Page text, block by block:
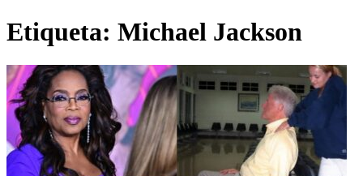
Etiqueta: Michael Jackson